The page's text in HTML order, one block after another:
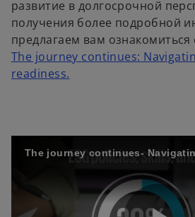
развитие в долгосрочной
получения более подробной
предлагаем вам ознакомиться
The journey continues:
readiness.
s
i